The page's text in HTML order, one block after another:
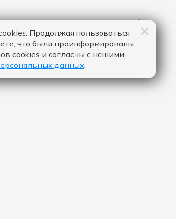
ЗА "ЗАДЫХАЮСЬ - AMNESIA &
ЗА "I'LL BE WAITING - INNA &
Продолжая пользоваться
что были проинформированы
cookies и согласны с нашими
данных.